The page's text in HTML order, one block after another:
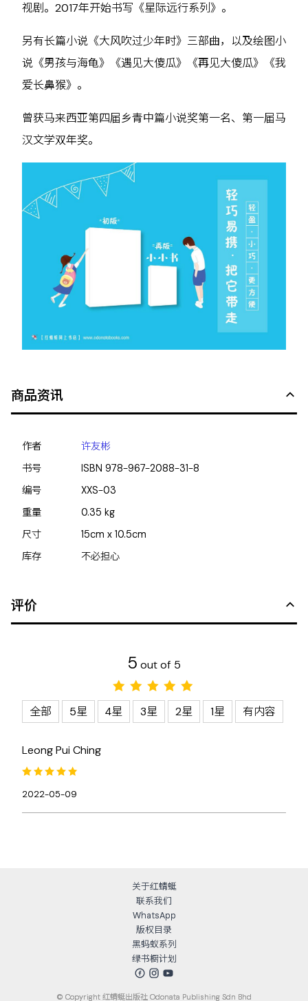
视剧。2017年开始书写《星际远行系列》。
另有长篇小说《大风吹过少年时》三部曲，以及绘图小
说《男孩与海龟》《遇见大傻瓜》《再见大傻瓜》《我
爱长鼻猴》。
曾获马来西亚第四届乡青中篇小说奖第一名、第一届马
汉文学双年奖。
商品资讯
作者
许友彬
书号
ISBN978-967-2088-31-8
编号
XXS-03
重量
0.35 kg
尺寸
15cm x 10.5cm
库存
不必担心
评价
5 out of 5
全部 5星 4星 3星 2星 1星 有内容
Leong Pui Ching
2022-05-09
关于红蜻蜓
联系我们
WhatsApp
版权目录
黑蚂蚁系列
绿书橱计划
© Copyright 红蜻蜓出版社 Odonata Publishing Sdn Bhd